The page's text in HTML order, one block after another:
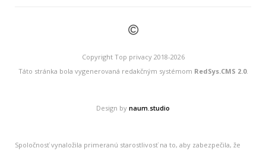
©
Copyright Top privacy 2018-2026
Táto stránka bola vygenerovaná redakčným systémom RedSys.CMS 2.0.
Design by naum.studio
Spoločnosť vynaložila primeranú starostlivosť na to, aby zabezpečila, že